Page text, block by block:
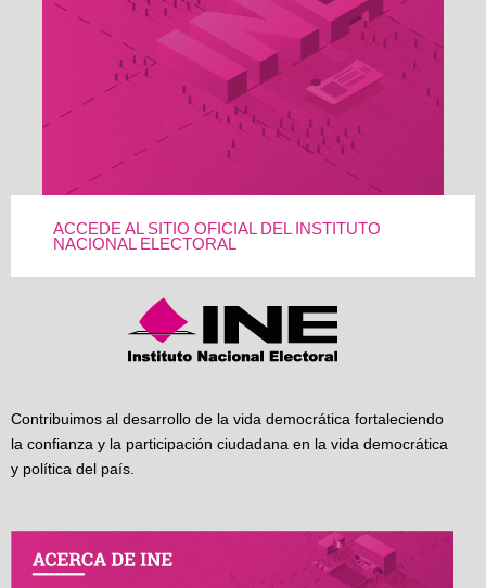
ACCEDE AL SITIO OFICIAL DEL INSTITUTO
NACIONAL ELECTORAL
Contribuimos al desarrollo de la vida democrática fortaleciendo
la confianza y la participación ciudadana en la vida democrática
y política del país.